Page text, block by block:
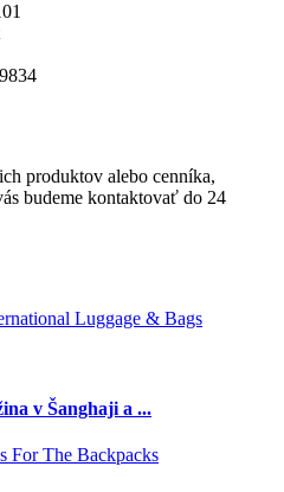
produktov alebo cenníka,
budeme kontaktovať do 24
v Šanghaji a ...